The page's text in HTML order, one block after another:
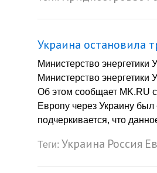
Украина остановила
Министерство энергетики
Министерство энергетики
Об этом сообщает MK.RU
Европу через Украину
подчеркивается, что
Теги: Украина Россия